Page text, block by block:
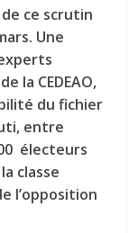
ce scrutin
Une
la CEDEAO,
du fichier
entre
électeurs
classe
l’opposition